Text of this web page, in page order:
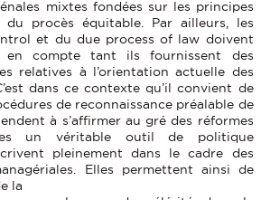
mixtes fondées sur les principes
procès équitable. Par ailleurs, les
et du due process of law doivent
en compte tant ils fournissent des
relatives à l’orientation actuelle des
dans ce contexte qu’il convient de
de reconnaissance préalable de
à s’affirmer au gré des réformes
un véritable outil de politique
pleinement dans le cadre des
Elles permettent ainsi de
la